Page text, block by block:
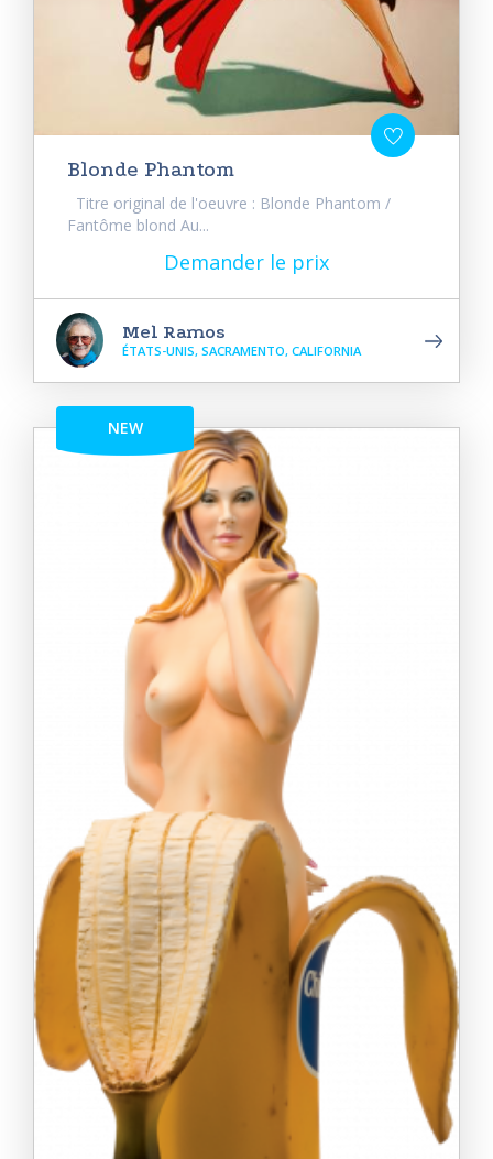
Blonde Phantom
Titre original de l'oeuvre : Blonde Phantom /
Fantôme blond Au...
Demander le prix
Mel Ramos
ÉTATS-UNIS, SACRAMENTO, CALIFORNIA
NEW